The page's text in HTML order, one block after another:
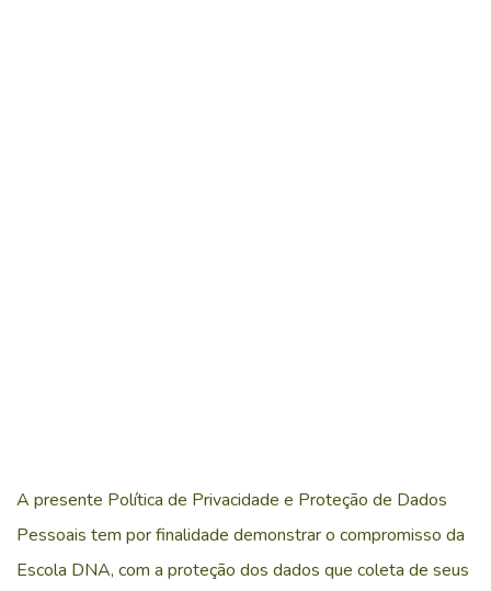
A presente Política de Privacidade e Proteção de Dados
Pessoais tem por finalidade demonstrar o compromisso da
Escola DNA, com a proteção dos dados que coleta de seus